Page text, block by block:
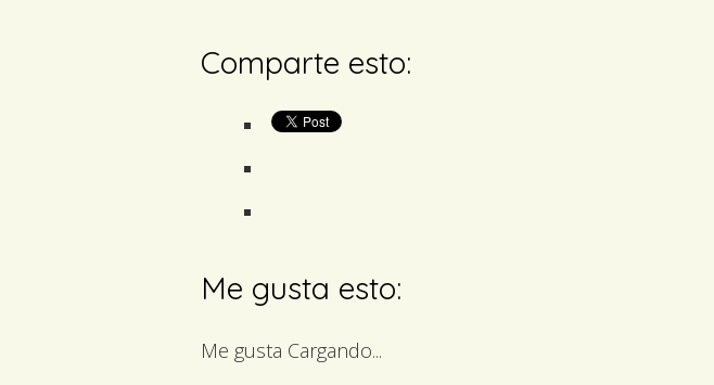
Comparte esto:
Me gusta esto:
Me gusta Cargando...